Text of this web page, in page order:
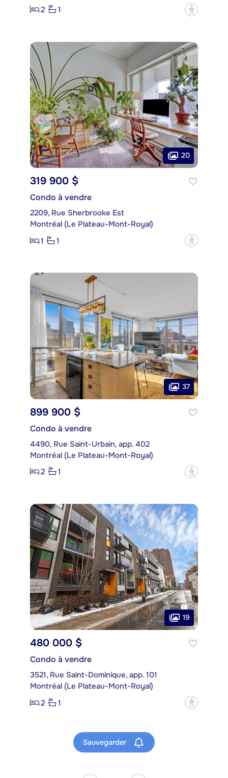
2
1 ?
20
319 900 $
Condo à vendre
2209, Rue Sherbrooke Est
Montréal (Le Plateau-Mont-Royal)
1
1 ?
37
899 900 $
Condo à vendre
4490, Rue Saint-Urbain, app. 402
Montréal (Le Plateau-Mont-Royal)
2
1 ?
19
480 000 $
Condo à vendre
3521, Rue Saint-Dominique, app. 101
Montréal (Le Plateau-Mont-Royal)
2
1 ?
Sauvegarder